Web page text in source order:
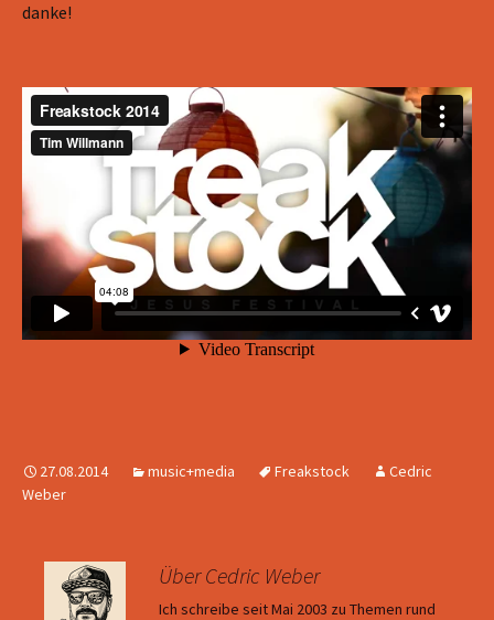
danke!
27.08.2014 music+media Freakstock
Cedric
Weber
Über Cedric Weber
Ich schreibe seit Mai 2003 zu Themen rund